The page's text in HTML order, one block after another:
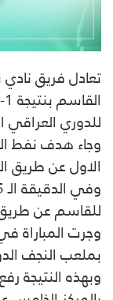
تعادل فريق
للدوري العراقي
وجاء هدف نفط
الاول عن طريق
للقاسم عن
بملعب النجف